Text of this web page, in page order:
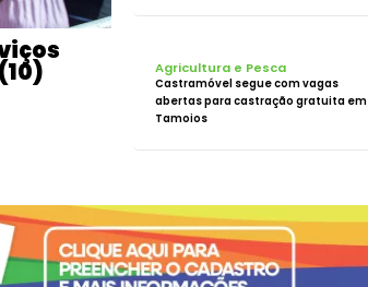
Agricultura e Pesca
Castramóvel segue com vagas
abertas para castração gratuita em
Tamoios